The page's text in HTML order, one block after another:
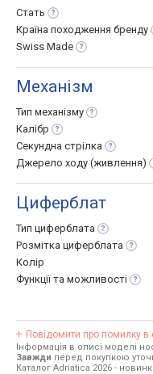
Стать
Країна походження бренду
Swiss Made
Механізм
Тип механізму
Калібр
Секундна стрілка
Джерело ходу (живлення)
Циферблат
Тип циферблата
Розмітка циферблата
Колір
Функції та можливості
Повідомити про помилку в
Інформація в описі моделі
Завжди перед покупкою
Каталог Adriatica 2026 -